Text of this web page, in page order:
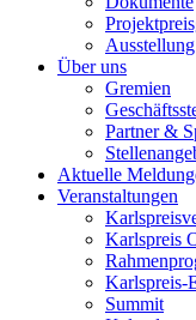
Ausstellung
Über uns
Gremien
Partner &
Aktuelle
Veranstaltungen
Karlspreis
Karlspreis-
Summit